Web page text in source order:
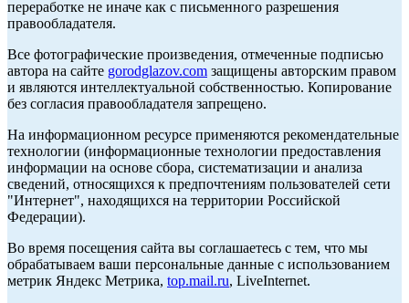
переработке не иначе как с письменного разрешения
правообладателя.
Все фотографические произведения, отмеченные подписью
автора на сайте gorodglazov.com защищены авторским правом
и являются интеллектуальной собственностью. Копирование
без согласия правообладателя запрещено.
На информационном ресурсе применяются рекомендательные
технологии (информационные технологии предоставления
информации на основе сбора, систематизации и анализа
сведений, относящихся к предпочтениям пользователей сети
"Интернет", находящихся на территории Российской
Федерации).
Во время посещения сайта вы соглашаетесь с тем, что мы
обрабатываем ваши персональные данные с использованием
метрик Яндекс Метрика, top.mail.ru, LiveInternet.